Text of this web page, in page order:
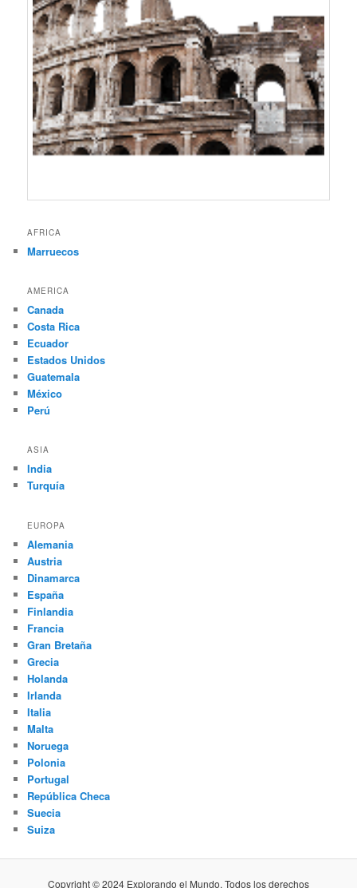
AFRICA
Marruecos
AMERICA
Canada
Costa Rica
Ecuador
Estados Unidos
Guatemala
México
Perú
ASIA
India
Turquía
EUROPA
Alemania
Austria
Dinamarca
España
Finlandia
Francia
Gran Bretaña
Grecia
Holanda
Irlanda
Italia
Malta
Noruega
Polonia
Portugal
República Checa
Suecia
Suiza
Copyright © 2024 Explorando el Mundo. Todos los derechos